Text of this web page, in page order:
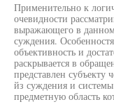
Применительно к
очевидности
выражающего в данном
суждения.
объективность и
раскрывается в
представлен субъекту
йз суждения и
предметную область